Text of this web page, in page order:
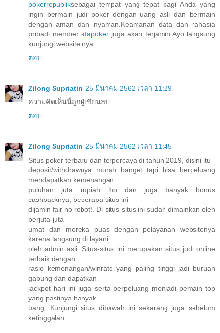
pokerrepubliksebagai tempat yang tepat bagi Anda yang
ingin bermain judi poker dengan uang asli dan bermain
dengan aman dan nyaman.Keamanan data dan rahasia
pribadi member afapoker juga akan terjamin.Ayo langsung
kunjungi website nya.
ตอบ
Zilong Supriatin 25 มีนาคม 2562 เวลา 11:29
ความคิดเห็นนี้ถูกผู้เขียนลบ
ตอบ
Zilong Supriatin 25 มีนาคม 2562 เวลา 11:45
Situs poker terbaru dan terpercaya di tahun 2019, disini itu
deposit/withdrawnya murah banget tapi bisa berpeluang
mendapatkan kemenangan
puluhan juta rupiah lho dan juga banyak bonus
cashbacknya, beberapa situs ini
dijamin fair no robot!. Di situs-situs ini sudah dimainkan oleh
berjuta-juta
umat dan mereka puas dengan pelayanan websitenya
karena langsung di layani
oleh admin asli. Situs-situs ini merupakan situs judi online
terbaik dengan
rasio kemenangan/winrate yang paling tinggi jadi buruan
gabung dan dapatkan
jackpot hari ini juga serta berpeluang menjadi pemain top
yang pastinya banyak
uang. Kunjungi situs dibawah ini sekarang juga sebelum
ketinggalan: